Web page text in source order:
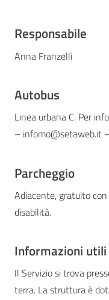
Responsabile
Anna Franzelli
Autobus
Linea urbana C. Per
– infomo@setaweb.it –
Parcheggio
Adiacente, gratuito
disabilità.
Informazioni utili
Il Servizio si trova
terra. La struttura è